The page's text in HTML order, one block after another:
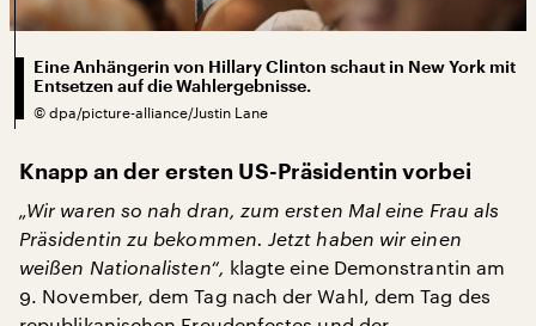
Eine Anhängerin von Hillary Clinton schaut in New York mit
Entsetzen auf die Wahlergebnisse.
© dpa/picture-alliance/Justin Lane
Knapp an der ersten US-Präsidentin vorbei
„Wir waren so nah dran, zum ersten Mal eine Frau als
Präsidentin zu bekommen. Jetzt haben wir einen
weißen Nationalisten“, klagte eine Demonstrantin am
9. November, dem Tag nach der Wahl, dem Tag des